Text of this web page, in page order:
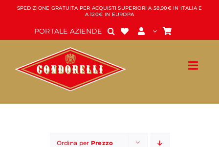
Salta
contenuto
SPEDIZIONE GRATUITA PER ACQUISTI SUPERIORI A 58,90€ IN ITALIA E
A 120€ IN EUROPA
PORTALE AZIENDE
Ordina per Prezzo